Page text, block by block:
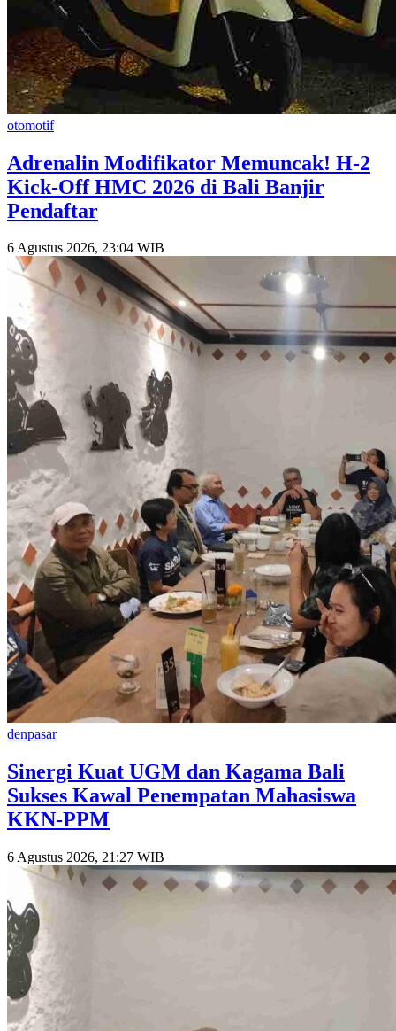
otomotif
​Adrenalin Modifikator Memuncak! H-2
Kick-Off HMC 2026 di Bali Banjir
Pendaftar
6 Agustus 2026, 23:04 WIB
denpasar
Sinergi Kuat UGM dan Kagama Bali
Sukses Kawal Penempatan Mahasiswa
KKN-PPM
6 Agustus 2026, 21:27 WIB